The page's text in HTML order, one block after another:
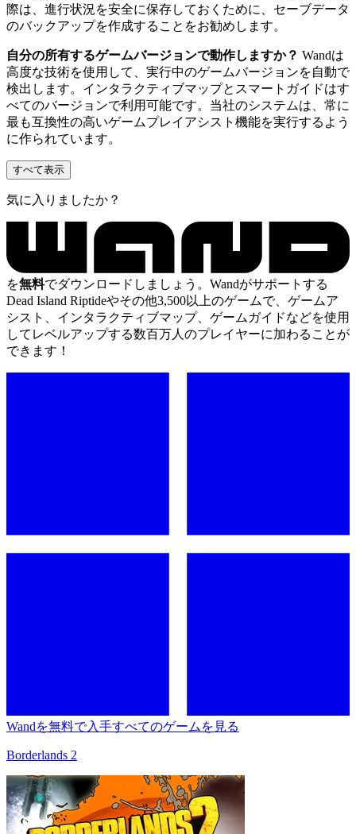
際は、進行状況を安全に保存しておくために、セーブデータ
のバックアップを作成することをお勧めします。
自分の所有するゲームバージョンで動作しますか？ Wandは
高度な技術を使用して、実行中のゲームバージョンを自動で
検出します。インタラクティブマップとスマートガイドはす
べてのバージョンで利用可能です。当社のシステムは、常に
最も互換性の高いゲームプレイアシスト機能を実行するよう
に作られています。
すべて表示
気に入りましたか？
を無料でダウンロードしましょう。Wandがサポートする
Dead Island Riptideやその他3,500以上のゲームで、ゲームア
シスト、インタラクティブマップ、ゲームガイドなどを使用
してレベルアップする数百万人のプレイヤーに加わることが
できます！
Wandを無料で入手すべてのゲームを見る
Borderlands 2